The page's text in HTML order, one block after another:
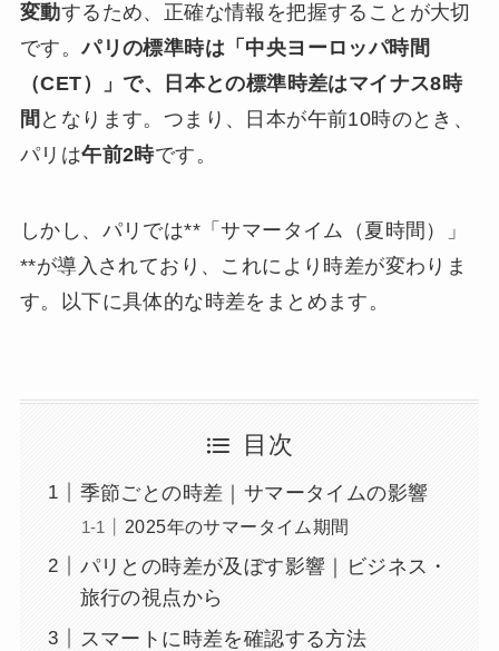
変動するため、正確な情報を把握することが大切
です。パリの標準時は「中央ヨーロッパ時間
（CET）」で、日本との標準時差はマイナス8時
間 となります。つまり、日本が午前10時のとき、
パリは午前2時です。
しかし、パリでは**「サマータイム（夏時間）」
**が導入されており、これにより時差が変わりま
す。以下に具体的な時差をまとめます。
目次
季節ごとの時差｜サマータイムの影響
2025年のサマータイム期間
パリとの時差が及ぼす影響｜ビジネス・
旅行の視点から
スマートに時差を確認する方法